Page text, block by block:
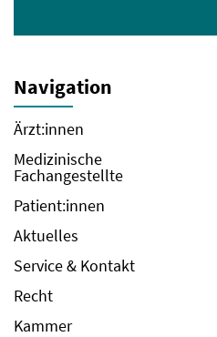
Navigation
Ärzt:innen
Medizinische
Fachangestellte
Patient:innen
Aktuelles
Service & Kontakt
Recht
Kammer